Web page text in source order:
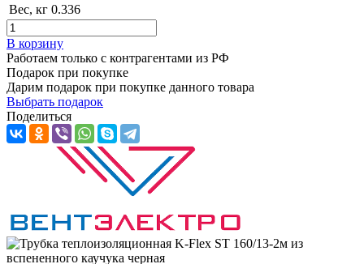
Вес, кг 0.336
В корзину
Работаем только с контрагентами из РФ
Подарок при покупке
Дарим подарок при покупке данного товара
Выбрать подарок
Поделиться